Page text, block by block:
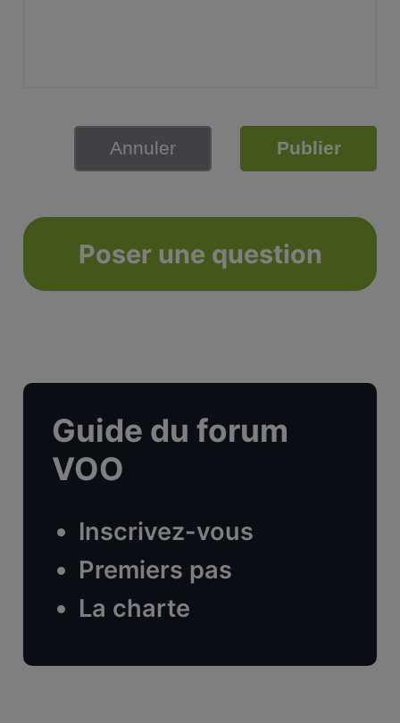
Annuler Publier
Poser une question
Guide du forum
VOO
Inscrivez-vous
Premiers pas
La charte